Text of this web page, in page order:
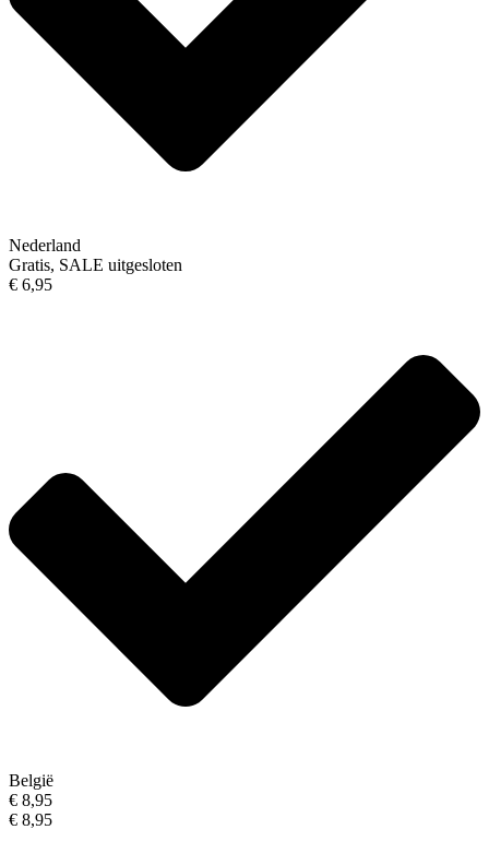
Nederland
Gratis, SALE uitgesloten
€ 6,95
België
€ 8,95
€ 8,95